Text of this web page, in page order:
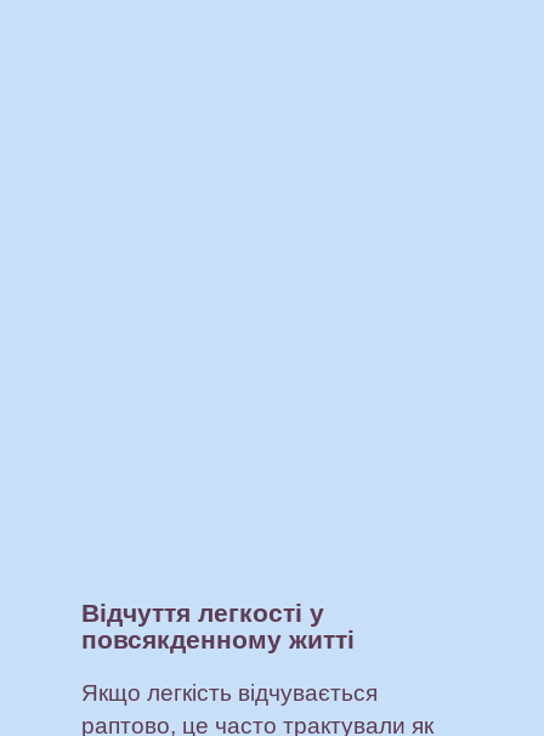
Відчуття легкості у
повсякденному житті
Якщо легкість відчувається
раптово, це часто трактували як